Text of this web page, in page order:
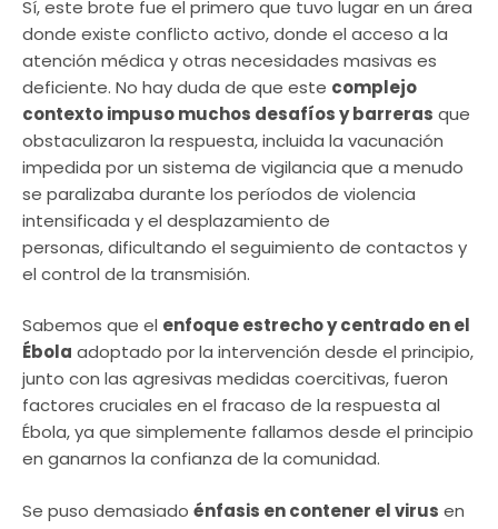
Sí, este brote fue el primero que tuvo lugar en un área
donde existe conflicto activo, donde el acceso a la
atención médica y otras necesidades masivas es
deficiente. No hay duda de que este complejo
contexto impuso muchos desafíos y barreras que
obstaculizaron la respuesta, incluida la vacunación
impedida por un sistema de vigilancia que a menudo
se paralizaba durante los períodos de violencia
intensificada y el desplazamiento de
personas, dificultando el seguimiento de contactos y
el control de la transmisión.
Sabemos que el enfoque estrecho y centrado en el
Ébola adoptado por la intervención desde el principio,
junto con las agresivas medidas coercitivas, fueron
factores cruciales en el fracaso de la respuesta al
Ébola, ya que simplemente fallamos desde el principio
en ganarnos la confianza de la comunidad.
Se puso demasiado énfasis en contener el virus en